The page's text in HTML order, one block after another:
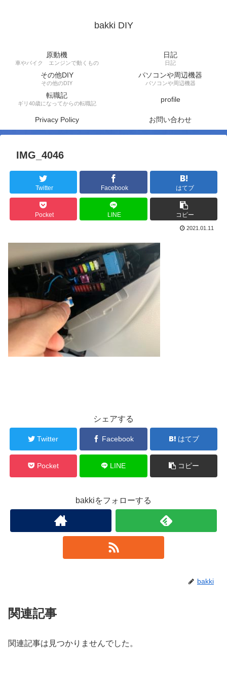
bakki DIY
原動機
車やバイク エンジンで動くもの
日記
日記
その他DIY
その他のDIY
パソコンや周辺機器
パソコンや周辺機器
転職記
ギリ40歳になってからの転職記 profile
Privacy Policy お問い合わせ
IMG_4046
Twitter Facebook はてブ
Pocket LINE コピー
2021.01.11
シェアする
Twitter Facebook はてブ
Pocket LINE コピー
bakkiをフォローする
bakki
関連記事
関連記事は見つかりませんでした。